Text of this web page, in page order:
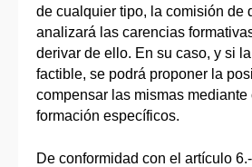
de cualquier tipo, la comisión de
analizará las carencias
derivar de ello. En su caso, y si
factible, se podrá proponer la
compensar las mismas
formación específicos.
De conformidad con el artículo